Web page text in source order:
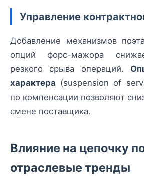
Управление
Добавление механизмов
опций форс-мажора
резкого срыва операций.
характера (suspension of
по компенсации позволяют
смене поставщика.
Влияние на цепочку
отраслевые тренды